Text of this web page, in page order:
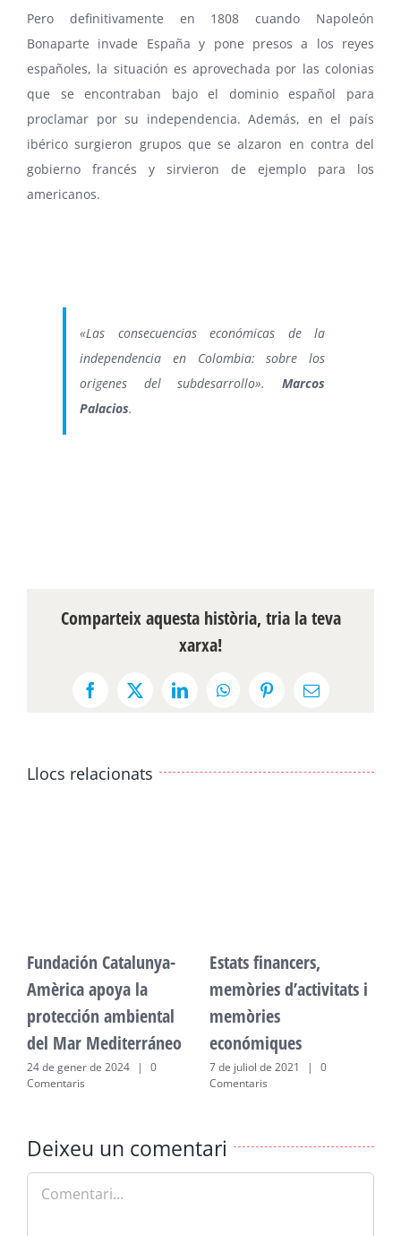
Pero definitivamente en 1808 cuando Napoleón
Bonaparte invade España y pone presos a los reyes
españoles, la situación es aprovechada por las colonias
que se encontraban bajo el dominio español para
proclamar por su independencia. Además, en el país
ibérico surgieron grupos que se alzaron en contra del
gobierno francés y sirvieron de ejemplo para los
americanos.
«Las consecuencias económicas de la
independencia en Colombia: sobre los
origenes del subdesarrollo». Marcos
Palacios.
Comparteix aquesta història, tria la teva
xarxa!
Facebook
X LinkedInWhatsAppPinterestEmail:
Llocs relacionats
Fundación Catalunya-
Amèrica apoya la
protección ambiental
del Mar Mediterráneo
24 de gener de 2024 |
0
Comentaris
Estats financers,
memòries d’activitats i
memòries
económiques
7 de juliol de 2021 |
0
Comentaris
Deixeu un comentari